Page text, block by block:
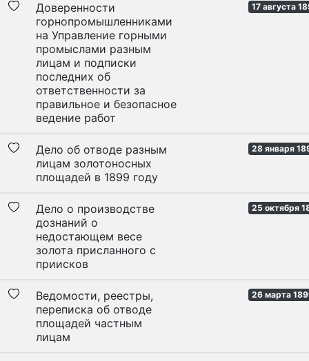
Доверенности
горнопромышленниками
на Управление горными
промыслами разным
лицам и подписки
последних об
ответственности за
правильное и безопасное
ведение работ
17 августа
Дело об отводе разным
лицам золотоносных
площадей в 1899 году
28 января
Дело о производстве
дознаний о
недостающем весе
золота присланного с
приисков
25 октября
Ведомости, реестры,
переписка об отводе
площадей частным
лицам
26 марта